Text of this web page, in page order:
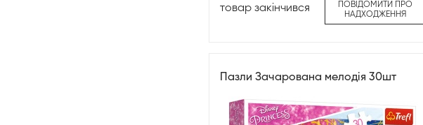
товар закінчився
ПОВІДОМИТИ ПРО
НАДХОДЖЕННЯ
Пазли Зачарована мелодія 30шт